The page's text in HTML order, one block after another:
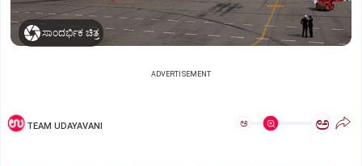
ಸಾಂದರ್ಭಿಕ ಚಿತ್ರ
ADVERTISEMENT
TEAM UDAYAVANI ಅ ಅ